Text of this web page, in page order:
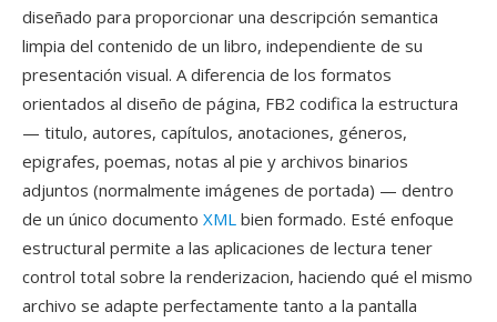
diseñado para proporcionar una descripción semantica
limpia del contenido de un libro, independiente de su
presentación visual. A diferencia de los formatos
orientados al diseño de página, FB2 codifica la estructura
— titulo, autores, capítulos, anotaciones, géneros,
epigrafes, poemas, notas al pie y archivos binarios
adjuntos (normalmente imágenes de portada) — dentro
de un único documento XML bien formado. Esté enfoque
estructural permite a las aplicaciones de lectura tener
control total sobre la renderizacion, haciendo qué el mismo
archivo se adapte perfectamente tanto a la pantalla